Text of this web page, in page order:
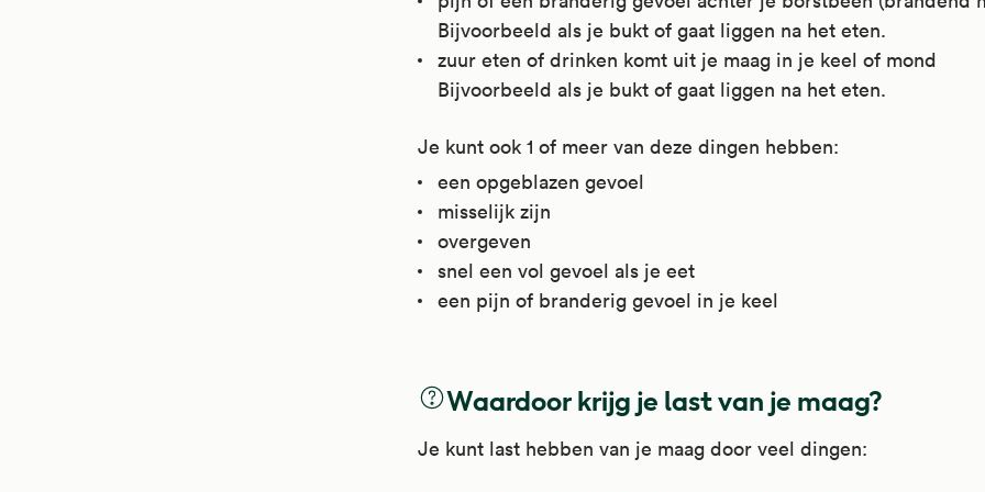
Bijvoorbeeld als je bukt of gaat liggen na het eten.
zuur eten of drinken komt uit je maag in je keel of mond
Bijvoorbeeld als je bukt of gaat liggen na het eten.
Je kunt ook 1 of meer van deze dingen hebben:
een opgeblazen gevoel
misselijk zijn
overgeven
snel een vol gevoel als je eet
een pijn of branderig gevoel in je keel
Waardoor krijg je last van je maag?
Je kunt last hebben van je maag door veel dingen: